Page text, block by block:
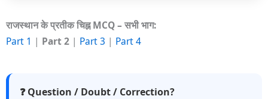
राजस्थान के प्रतीक चिह्न MCQ – सभी भाग:
Part 1 | Part 2 | Part 3 | Part 4
❓ Question / Doubt / Correction?